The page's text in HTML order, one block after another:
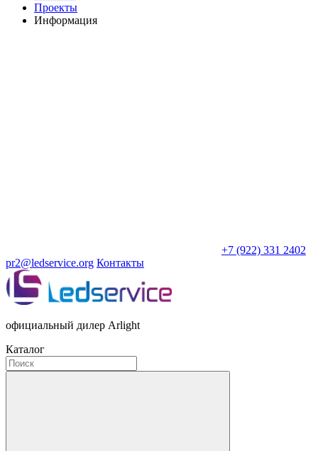
Проекты
Информация
+7 (922) 331 2402
pr2@ledservice.org Контакты
официальный дилер Arlight
Каталог